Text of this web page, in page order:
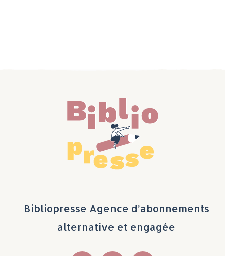
Bibliopresse Agence d’abonnements
alternative et engagée